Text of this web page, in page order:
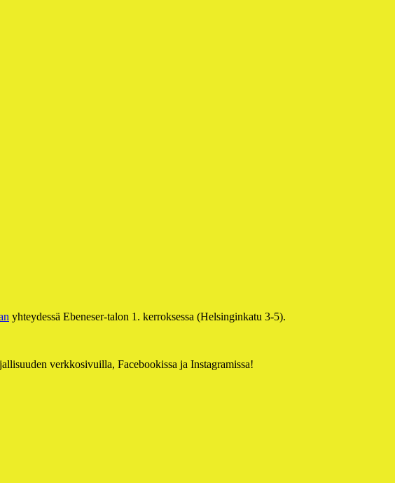
yhteydessä Ebeneser-talon 1. kerroksessa (Helsinginkatu 3-5).
verkkosivuilla, Facebookissa ja Instagramissa!